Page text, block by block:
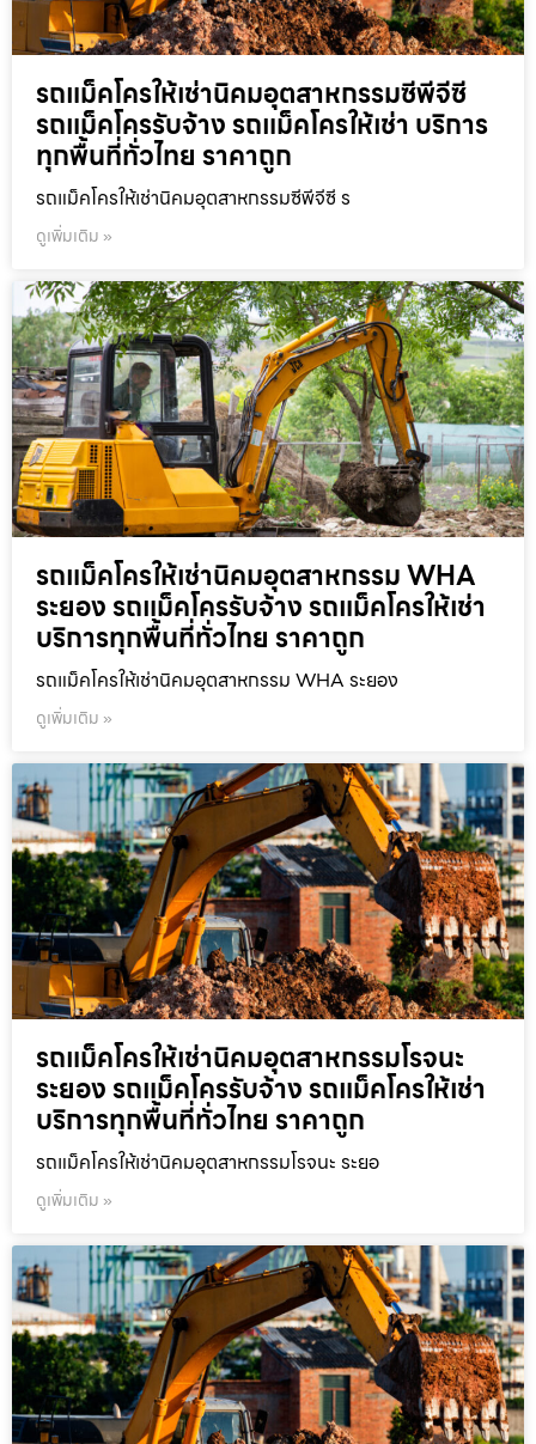
รถแม็คโครให้เช่านิคมอุตสาหกรรมซีพีจีซี
รถแม็คโครรับจ้าง รถแม็คโครให้เช่า บริการ
ทุกพื้นที่ทั่วไทย ราคาถูก
รถแม็คโครให้เช่านิคมอุตสาหกรรมซีพีจีซี ร
ดูเพิ่มเติม »
รถแม็คโครให้เช่านิคมอุตสาหกรรม WHA
ระยอง รถแม็คโครรับจ้าง รถแม็คโครให้เช่า
บริการทุกพื้นที่ทั่วไทย ราคาถูก
รถแม็คโครให้เช่านิคมอุตสาหกรรม WHA ระยอง
ดูเพิ่มเติม »
รถแม็คโครให้เช่านิคมอุตสาหกรรมโรจนะ
ระยอง รถแม็คโครรับจ้าง รถแม็คโครให้เช่า
บริการทุกพื้นที่ทั่วไทย ราคาถูก
รถแม็คโครให้เช่านิคมอุตสาหกรรมโรจนะ ระยอ
ดูเพิ่มเติม »